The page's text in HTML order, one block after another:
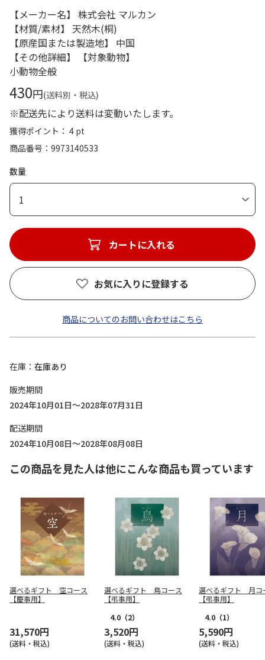
【メーカー名】 株式会社 マルカン
【材質/素材】 天然木(桐)
【原産国または製造地】 中国
【その他詳細】 【対象動物】
小動物全般
430円(送料別・税込)
※配送先により送料は変動いたします。
獲得ポイント： 4 pt
商品番号
9973140533
数量
1
カートに入れる
お気に入りに登録する
商品についてのお問い合わせはこちら
在庫
在庫あり
販売期間
2024年10月01日～2028年07月31日
配送期間
2024年10月08日～2028年08月08日
この商品を見た人は他にこんな商品も買っています
選べるギフト 空コース
【慶事用】
31,570円
(送料・税込)
選べるギフト 鳥コース
【弔事用】
4.0 （2）
3,520円
(送料・税込)
選べるギフト 月コ
【弔事用】
4.0 （1）
5,590円
(送料・税込)